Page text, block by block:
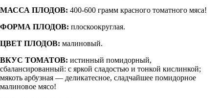
МАССА ПЛОДОВ: 400-600 грамм красного томатного мяса!
ФОРМА ПЛОДОВ: плоскоокруглая.
ЦВЕТ ПЛОДОВ: малиновый.
ВКУС ТОМАТОВ: истинный помидорный,
сбалансированный: с яркой сладостью и тонкой кислинкой;
мякоть арбузная — деликатесное, сладчайшее помидорное
малиновое мясо!